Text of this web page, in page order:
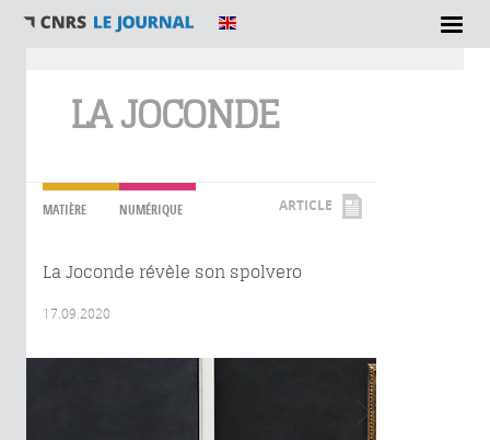
LA JOCONDE
MATIÈRE NUMÉRIQUE ARTICLE
La Joconde révèle son spolvero
17.09.2020